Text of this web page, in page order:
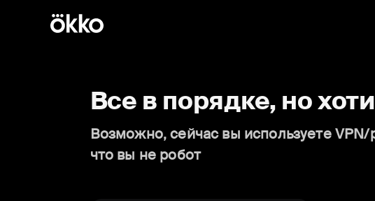
Все в порядке, но
Возможно, сейчас вы используете
что вы не робот